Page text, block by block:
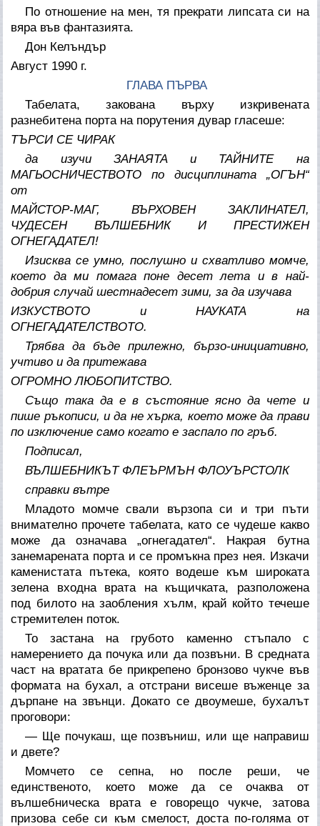
По отношение на мен, тя прекрати липсата си на
вяра във фантазията.
Дон Келъндър
Август 1990 г.
ГЛАВА ПЪРВА
Табелата, закована върху изкривената
разнебитена порта на порутения дувар гласеше:
ТЪРСИ СЕ ЧИРАК
да изучи ЗАНАЯТА и ТАЙНИТЕ на
МАГЬОСНИЧЕСТВОТО по дисциплината „ОГЪН“
от
МАЙСТОР-МАГ, ВЪРХОВЕН ЗАКЛИНАТЕЛ,
ЧУДЕСЕН ВЪЛШЕБНИК И ПРЕСТИЖЕН
ОГНЕГАДАТЕЛ!
Изисква се умно, послушно и схватливо момче,
което да ми помага поне десет лета и в най-
добрия случай шестнадесет зими, за да изучава
ИЗКУСТВОТО и НАУКАТА на
ОГНЕГАДАТЕЛСТВОТО.
Трябва да бъде прилежно, бързо-инициативно,
учтиво и да притежава
ОГРОМНО ЛЮБОПИТСТВО.
Също така да е в състояние ясно да чете и
пише ръкописи, и да не хърка, което може да прави
по изключение само когато е заспало по гръб.
Подписал,
ВЪЛШЕБНИКЪТ ФЛЕЪРМЪН ФЛОУЪРСТОЛК
справки вътре
Младото момче свали вързопа си и три пъти
внимателно прочете табелата, като се чудеше какво
може да означава „огнегадател“. Накрая бутна
занемарената порта и се промъкна през нея. Изкачи
каменистата пътека, която водеше към широката
зелена входна врата на къщичката, разположена
под билото на заобления хълм, край който течеше
стремителен поток.
То застана на грубото каменно стъпало с
намерението да почука или да позвъни. В средната
част на вратата бе прикрепено бронзово чукче във
формата на бухал, а отстрани висеше въженце за
дърпане на звънци. Докато се двоумеше, бухалът
проговори:
— Ще почукаш, ще позвъниш, или ще направиш
и двете?
Момчето се сепна, но после реши, че
единственото, което може да се очаква от
вълшебническа врата е говорещо чукче, затова
призова себе си към смелост, доста по-голяма от